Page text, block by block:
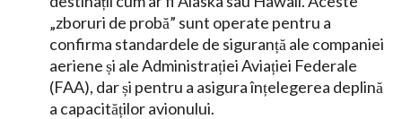
„zboruri de probă” sunt operate pentru a
confirma standardele de siguranță ale companiei
aeriene și ale Administrației Aviației Federale
(FAA), dar și pentru a asigura înțelegerea deplină
a capacităților avionului.